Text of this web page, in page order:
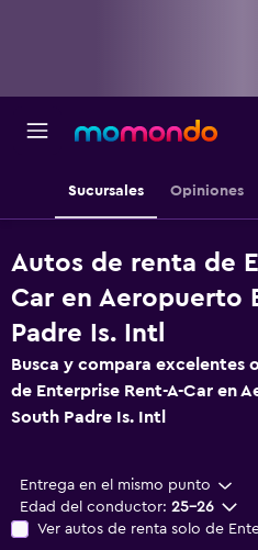
Sucursales Opiniones
Autos de renta de
Car en Aeropuerto
Padre Is. Intl
Busca y compara excelentes
de Enterprise Rent-A-Car en
South Padre Is. Intl
Entrega en el mismo punto
Edad del conductor: 25-26
Ver autos de renta solo de